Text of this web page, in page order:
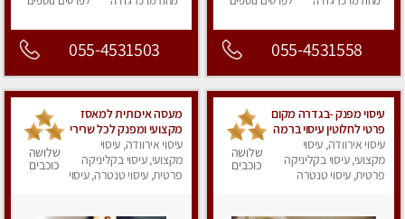
055-4531558
055-4531503
עיסוי מפנק -בגדרה מקום
פרטי לחלוטין עיסוי ברמה
אחרת .
עיסוי אירוודה, עיסוי
מקצועי, עיסוי בקליניקה
פרטית, עיסוי טנטרה
שלושה
כוכבים
מעסה איכותית למאסז
מקצועי ומפנק לכל שרירי
הגוף
עיסוי אירוודה, עיסוי
מקצועי, עיסוי בקליניקה
פרטית, עיסוי טנטרה, עיסוי
שלושה
כוכבים